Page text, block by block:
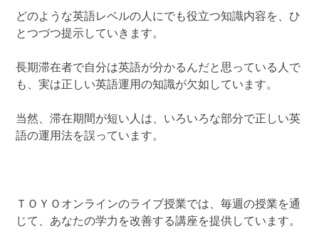
どのような英語レベルの人にでも役立つ知識内容を、ひ
とつづつ提示していきます。
長期滞在者で自分は英語が分かるんだと思っている人で
も、実は正しい英語運用の知識が欠如しています。
当然、滞在期間が短い人は、いろいろな部分で正しい英
語の運用法を誤っています。
ＴＯＹＯオンラインのライブ授業では、毎週の授業を通
じて、あなたの学力を改善する講座を提供しています。